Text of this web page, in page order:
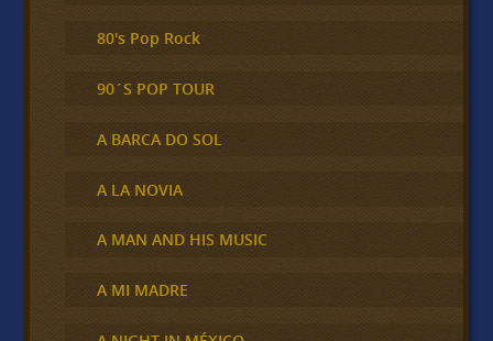
80's Pop Rock
90´S POP TOUR
A BARCA DO SOL
A LA NOVIA
A MAN AND HIS MUSIC
A MI MADRE